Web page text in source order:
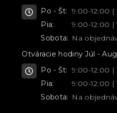
Po - Št: 9:00-12:00 |
Pia:
9:00-12:00 |
Sobota: Na
Otváracie hodiny Júl -
Po - Št: 9:00-12:00 |
Pia:
9:00-12:00 |
Sobota: Na